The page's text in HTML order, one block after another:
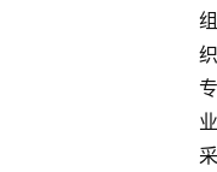
组
织
专
业
采